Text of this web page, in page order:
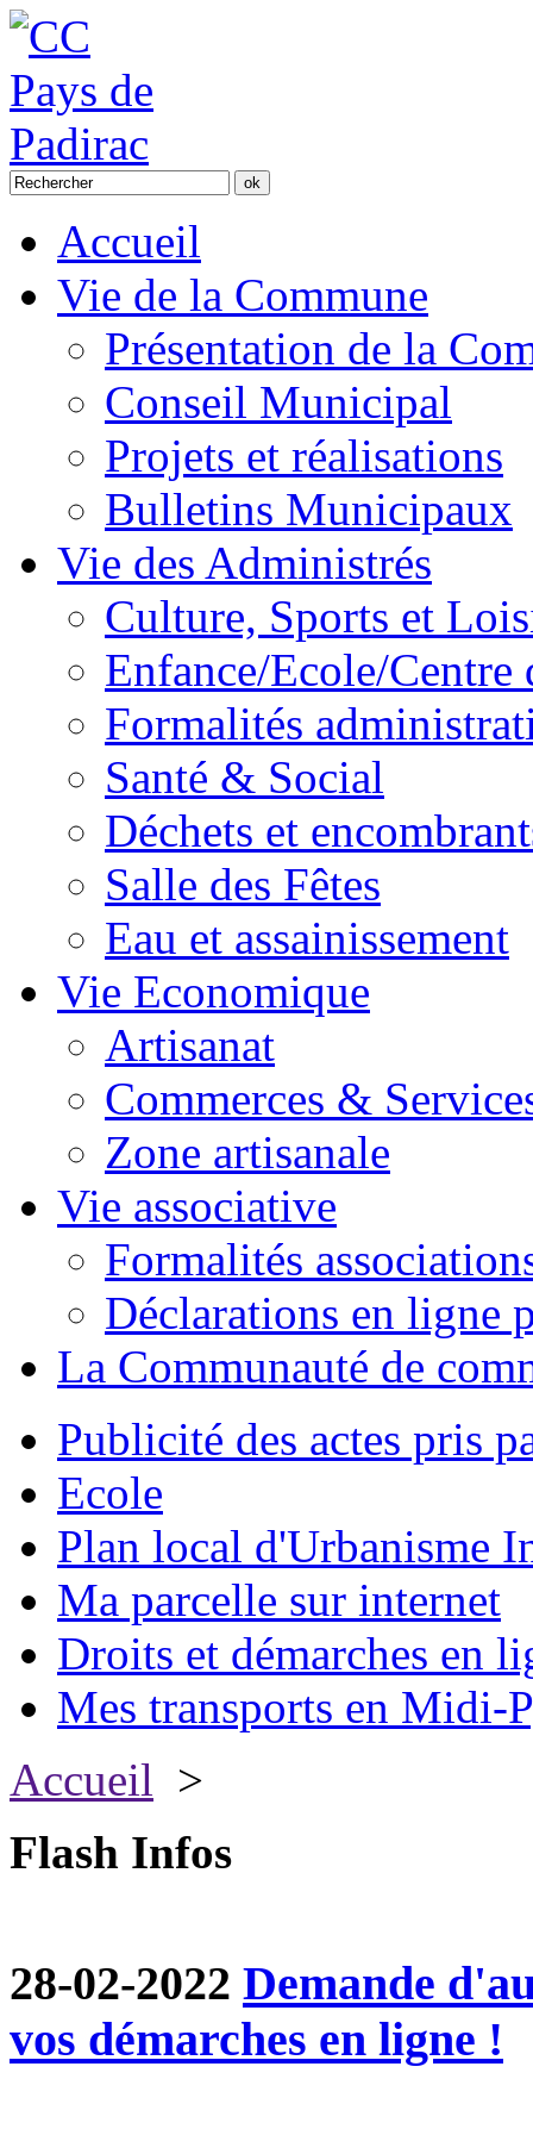
Accueil
Vie de la Commune
Présentation de la
Conseil Municipal
Projets et réalisations
Bulletins Municipaux
Vie des Administrés
Culture, Sports et
Enfance/Ecole/Centre
Formalités
Santé & Social
Déchets et
Salle des Fêtes
Eau et assainissement
Vie Economique
Artisanat
Commerces &
Zone artisanale
Vie associative
Formalités
Déclarations en ligne
La Communauté de
Publicité des actes pris
Ecole
Plan local d'Urbanisme
Ma parcelle sur internet
Droits et démarches en
Mes transports en Midi-
Accueil >
Flash Infos
28-02-2022 Demande
vos démarches en ligne !